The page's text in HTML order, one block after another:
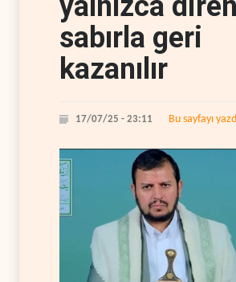
sabırla geri
kazanılır
17/07/25 - 23:11 Bu sayfayı